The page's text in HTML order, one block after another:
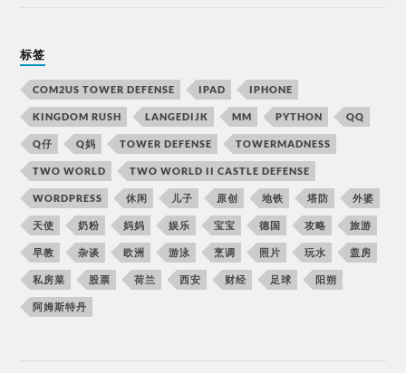
标签
COM2US TOWER DEFENSE IPAD IPHONE
KINGDOM RUSH LANGEDIJK MM PYTHON QQ
Q仔 Q妈 TOWER DEFENSE TOWERMADNESS
TWO WORLD TWO WORLD II CASTLE DEFENSE
WORDPRESS 休闲 儿子 原创 地铁 塔防 外婆
天使 奶粉 妈妈 娱乐 宝宝 德国 攻略 旅游
早教 杂谈 欧洲 游泳 烹调 照片 玩水 盖房
私房菜 股票 荷兰 西安 财经 足球 阳朔
阿姆斯特丹